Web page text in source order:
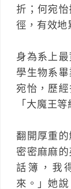
折；何宛
徑，有效地
身為系上
學生物系
宛怡，歷
「大魔王
翻開厚重
密密麻麻
話簿，我
來。」她